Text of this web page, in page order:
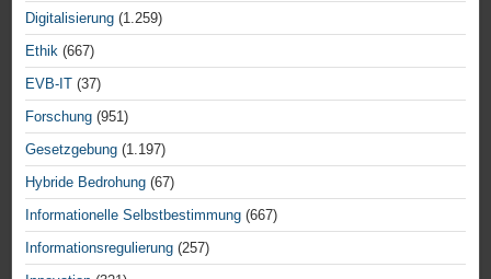
Digitalisierung (1.259)
Ethik (667)
EVB-IT (37)
Forschung (951)
Gesetzgebung (1.197)
Hybride Bedrohung (67)
Informationelle Selbstbestimmung (667)
Informationsregulierung (257)